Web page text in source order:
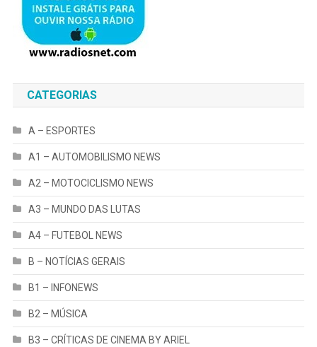
CATEGORIAS
A – ESPORTES
A1 – AUTOMOBILISMO NEWS
A2 – MOTOCICLISMO NEWS
A3 – MUNDO DAS LUTAS
A4 – FUTEBOL NEWS
B – NOTÍCIAS GERAIS
B1 – INFONEWS
B2 – MÚSICA
B3 – CRÍTICAS DE CINEMA BY ARIEL